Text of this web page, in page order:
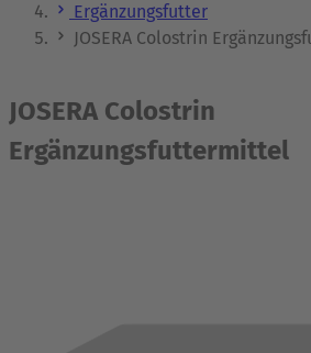
Ergänzungsfutter
JOSERA Colostrin
JOSERA Colostrin
Ergänzungsfuttermittel